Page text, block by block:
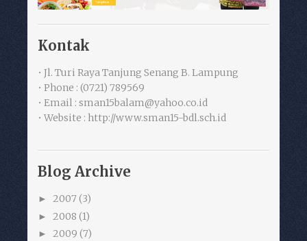
Kontak
• Jl. Turi Raya Tanjung Senang B. Lampung
• Phone : (0721) 789569
• Email : sman15balam@yahoo.co.id
• Website : http://www.sman15-bdl.sch.id
Blog Archive
► 2007 (3)
► 2008 (1)
► 2009 (7)